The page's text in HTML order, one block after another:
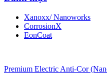
Xanoxx/ Nanoworks
CorrosionX
EonCoat
Premium Electric Anti-Cor